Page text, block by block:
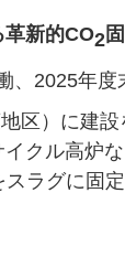
革新的CO2
、2025年
区）に建設
クル高炉
スラグに固